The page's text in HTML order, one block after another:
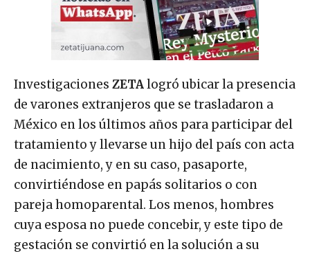
Investigaciones ZETAlogró ubicar la presencia
de varones extranjeros que se trasladaron a
México en los últimos años para participar del
tratamiento y llevarse un hijo del país con acta
de nacimiento, y en su caso, pasaporte,
convirtiéndose en papás solitarios o con
pareja homoparental. Los menos, hombres
cuya esposa no puede concebir, y este tipo de
gestación se convirtió en la solución a su